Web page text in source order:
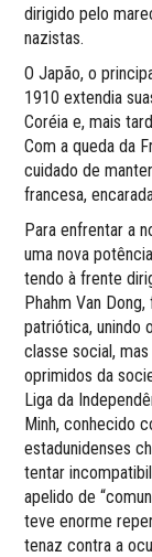
dirigido pelo
nazistas.
O Japão, o
1910 extendia
Coréia e, mais
Com a queda da
cuidado de
francesa,
Para enfrentar a
uma nova
tendo à frente
Phahm Van
patriótica, unindo
classe social,
oprimidos da
Liga da
Minh, conhecido
estadunidenses
tentar
apelido de
teve enorme
tenaz contra a